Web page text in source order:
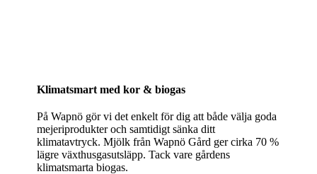
Klimatsmart med kor & biogas
På Wapnö gör vi det enkelt för dig att både välja goda
mejeriprodukter och samtidigt sänka ditt
klimatavtryck. Mjölk från Wapnö Gård ger cirka 70 %
lägre växthusgasutsläpp. Tack vare gårdens
klimatsmarta biogas.